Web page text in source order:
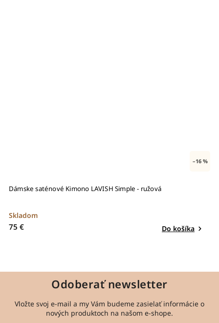
Do košíka
Dámska saténová košeľa FANCY CROSS - ružová
Odoberať newsletter
Vložte svoj e-mail a my Vám budeme zasielať informácie o
nových produktoch na našom e-shope.